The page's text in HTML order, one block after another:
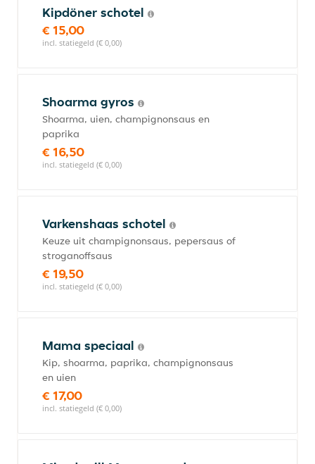
Kipdöner schotel
€ 15,00
incl. statiegeld (€ 0,00)
Shoarma gyros
Shoarma, uien, champignonsaus en
paprika
€ 16,50
incl. statiegeld (€ 0,00)
Varkenshaas schotel
Keuze uit champignonsaus, pepersaus of
stroganoffsaus
€ 19,50
incl. statiegeld (€ 0,00)
Mama speciaal
Kip, shoarma, paprika, champignonsaus
en uien
€ 17,00
incl. statiegeld (€ 0,00)